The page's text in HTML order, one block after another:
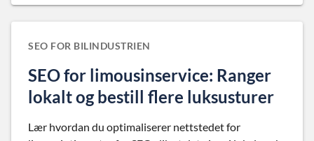
SEO FOR BILINDUSTRIEN
SEO for limousinservice: Ranger
lokalt og bestill flere luksusturer
Lær hvordan du optimaliserer nettstedet for